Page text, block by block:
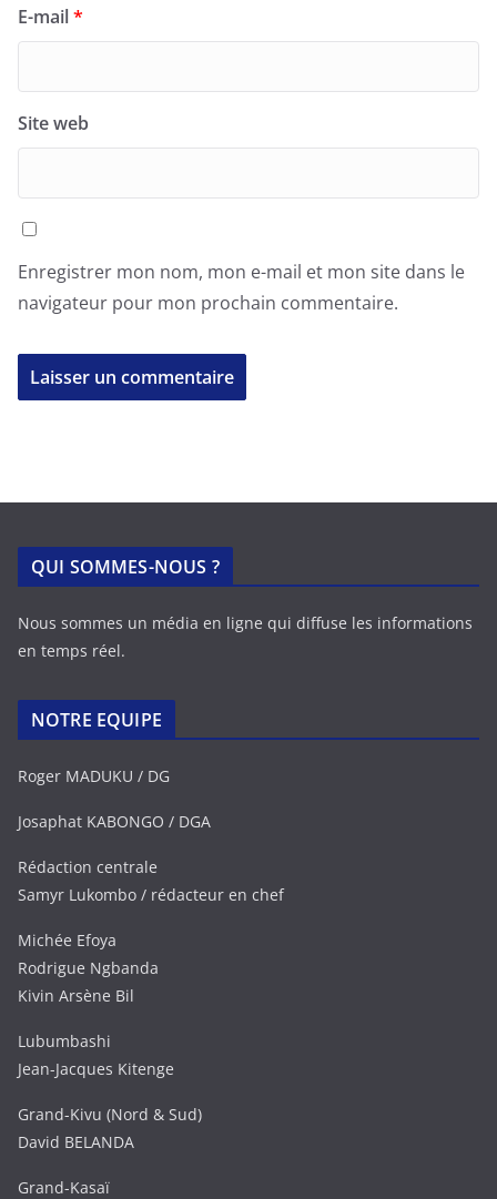
E-mail*
Site web
Enregistrer mon nom, mon e-mail et mon site dans le
navigateur pour mon prochain commentaire.
QUI SOMMES-NOUS ?
Nous sommes un média en ligne qui diffuse les informations
en temps réel.
NOTRE EQUIPE
Roger MADUKU / DG
Josaphat KABONGO / DGA
Rédaction centrale
Samyr Lukombo / rédacteur en chef
Michée Efoya
Rodrigue Ngbanda
Kivin Arsène Bil
Lubumbashi
Jean-Jacques Kitenge
Grand-Kivu (Nord & Sud)
David BELANDA
Grand-Kasaï